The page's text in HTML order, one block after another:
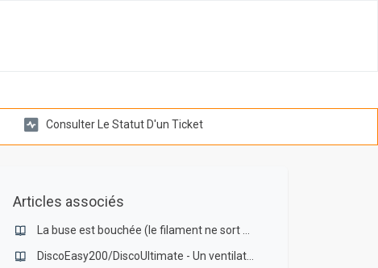
Consulter Le Statut D'un Ticket
Articles associés